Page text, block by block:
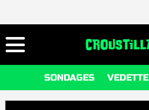
SONDAGES VEDETTE